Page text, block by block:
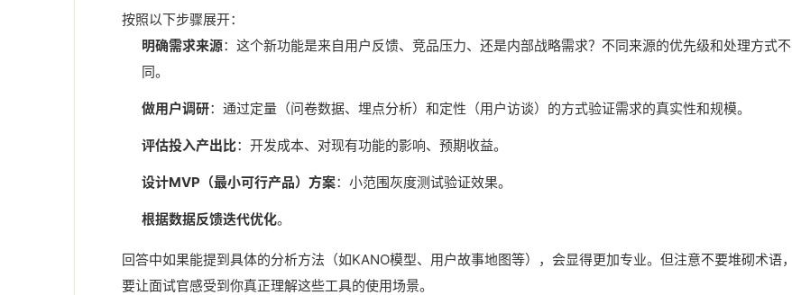
按照以下步骤展开：
明确需求来源：这个新功能是来自用户反馈、竞品压力、还是内部战略需求？不同来源的优先级和处理方式不
同。
做用户调研：通过定量（问卷数据、埋点分析）和定性（用户访谈）的方式验证需求的真实性和规模。
评估投入产出比：开发成本、对现有功能的影响、预期收益。
设计MVP（最小可行产品）方案：小范围灰度测试验证效果。
根据数据反馈迭代优化。
回答中如果能提到具体的分析方法（如KANO模型、用户故事地图等），会显得更加专业。但注意不要堆砌术语，
要让面试官感受到你真正理解这些工具的使用场景。